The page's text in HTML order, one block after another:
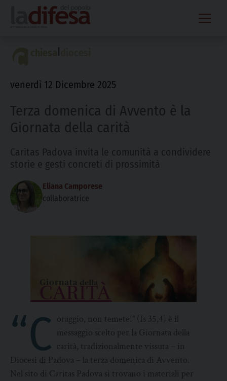
content
venerdì 12 Dicembre 2025
Terza domenica di Avvento è la
Giornata della carità
Caritas Padova invita le comunità a condividere
storie e gesti concreti di prossimità
Eliana Camporese
collaboratrice
“C oraggio, non temete!” (Is 35,4) è il
messaggio scelto per la Giornata della
carità, tradizionalmente vissuta – in
Diocesi di Padova – la terza domenica di Avvento.
Nel sito di Caritas Padova si trovano i materiali per